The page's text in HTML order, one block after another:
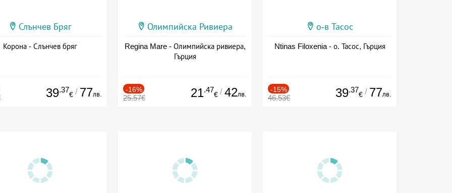
Слънчев Бряг
Корона - Слънчев бряг
39.37
€ / 77лв.
Олимпийска Ривиера
Regina Mare - Олимпийска ривиера,
Гърция
-16%
25.57€ 21.47
€ / 42лв.
о-в Тасос
Ntinas Filoxenia - о. Тасос, Гърция
-15%
46.53€ 39.37
€ / 77лв.